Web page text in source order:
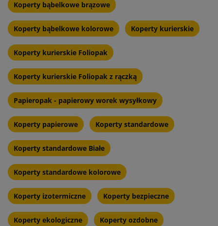
Koperty bąbelkowe brązowe
Koperty bąbelkowe kolorowe Koperty kurierskie
Koperty kurierskie Foliopak
Koperty kurierskie Foliopak z rączką
Papieropak - papierowy worek wysyłkowy
Koperty papierowe Koperty standardowe
Koperty standardowe Białe
Koperty standardowe kolorowe
Koperty izotermiczne Koperty bezpieczne
Koperty ekologiczne Koperty ozdobne